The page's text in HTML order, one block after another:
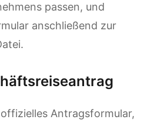
passen, und
anschließend zur
Antragsformular,